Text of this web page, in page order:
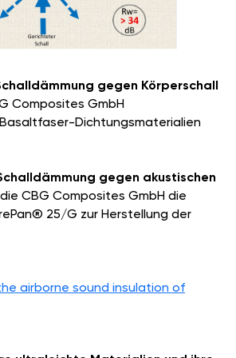
gegen Körperschall
Composites GmbH
Dichtungsmaterialien
gegen akustischen
CBG Composites GmbH die
25/G zur Herstellung der
airborne sound insulation of